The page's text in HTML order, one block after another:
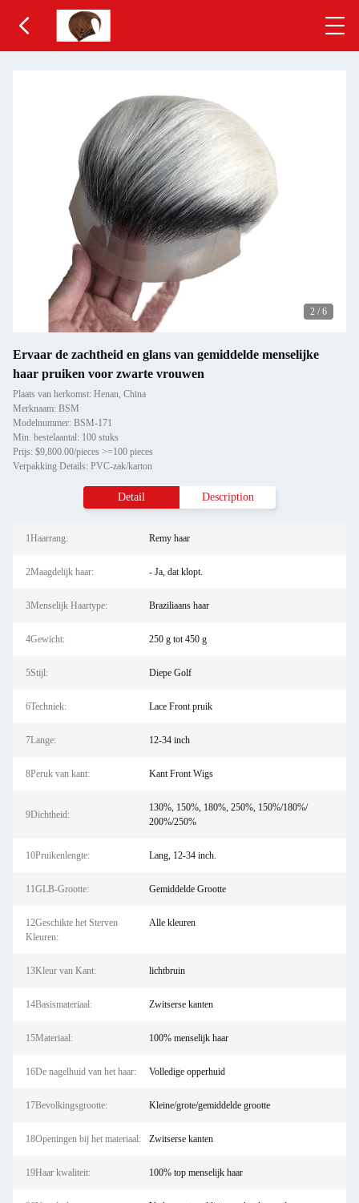
2 / 6
Ervaar de zachtheid en glans van gemiddelde menselijke
haar pruiken voor zwarte vrouwen
Plaats van herkomst: Henan, China
Merknaam: BSM
Modelnummer: BSM-171
Min. bestelaantal: 100 stuks
Prijs: $9,800.00/pieces >=100 pieces
Verpakking Details: PVC-zak/karton
Detail Description
1Haarrang: Remy haar
2Maagdelijk haar: - Ja, dat klopt.
3Menselijk Haartype: Braziliaans haar
4Gewicht: 250 g tot 450 g
5Stijl: Diepe Golf
6Techniek: Lace Front pruik
7Lange: 12-34 inch
8Peruk van kant: Kant Front Wigs
9Dichtheid:
130%, 150%, 180%, 250%, 150%/180%/
200%/250%
10Pruikenlengte: Lang, 12-34 inch.
11GLB-Grootte: Gemiddelde Grootte
12Geschikte het Sterven
Kleuren:
Alle kleuren
13Kleur van Kant: lichtbruin
14Basismateriaal: Zwitserse kanten
15Materiaal: 100% menselijk haar
16De nagelhuid van het haar: Volledige opperhuid
17Bevolkingsgrootte: Kleine/grote/gemiddelde grootte
18Openingen bij het materiaal: Zwitserse kanten
19Haar kwaliteit: 100% top menselijk haar